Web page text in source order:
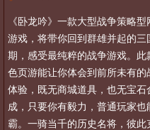
《卧龙吟》一款大型战争策略型
游戏，将带你回到群雄并起的三
期，感受最纯粹的战争游戏。此
色页游能让你体会到前所未有的
体验，既无商城道具，也无宝石
成，只要你有毅力，普通玩家也
霸。一骑当千的历史名将，彼此